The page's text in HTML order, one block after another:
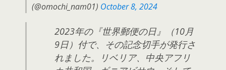
(@omochi_nam01) October 8, 2024
2023年の『世界郵便の日』（10月
9日）付で、その記念切手が発行さ
れました。リベリア、中央アフリ